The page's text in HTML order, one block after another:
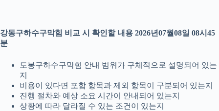
강동구하수구막힘 비교 시 확인할 내용 2026년07월08일 08시45
분
도봉구하수구막힘 안내 범위가 구체적으로 설명되어 있는
지
비용이 있다면 포함 항목과 제외 항목이 구분되어 있는지
진행 절차와 예상 소요 시간이 안내되어 있는지
상황에 따라 달라질 수 있는 조건이 있는지